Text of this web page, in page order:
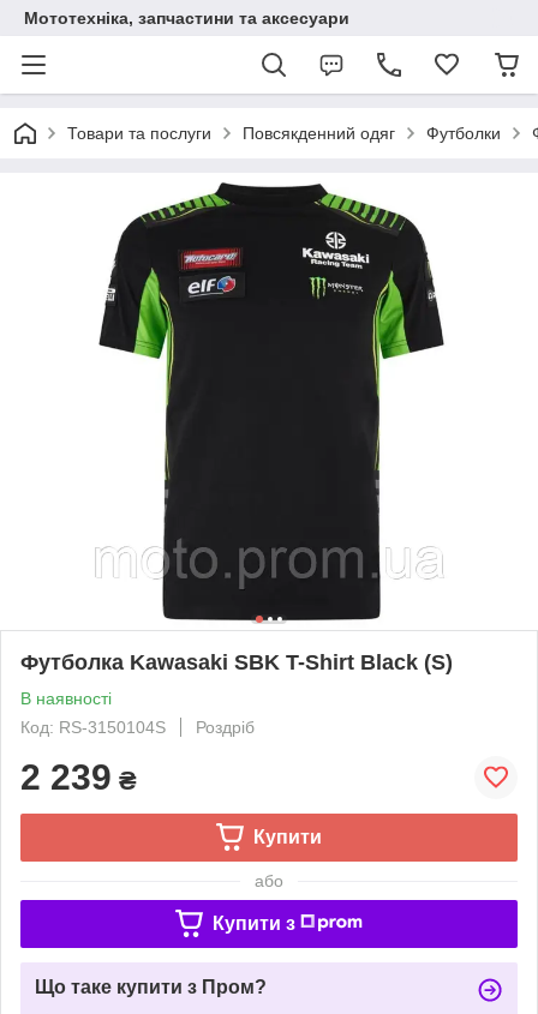
Мототехніка, запчастини та аксесуари
Товари та послуги Повсякденний одяг Футболки
Футболка Kawasaki SBK T-Shirt Black (S)
В наявності
Код: RS-3150104S
Роздріб
2 239 ₴
Купити
або
Купити з
Що таке купити з Пром?